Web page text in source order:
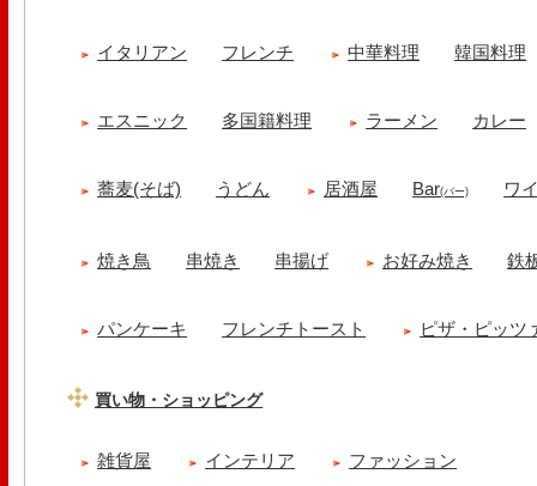
イタリアン フレンチ 中華料理 韓国料理
エスニック 多国籍料理 ラーメン カレー
蕎麦(そば) うどん 居酒屋 Bar(バー) ワ
焼き鳥 串焼き 串揚げ お好み焼き 鉄
パンケーキ フレンチトースト ピザ・ピッツ
買い物・ショッピング
雑貨屋 インテリア ファッション